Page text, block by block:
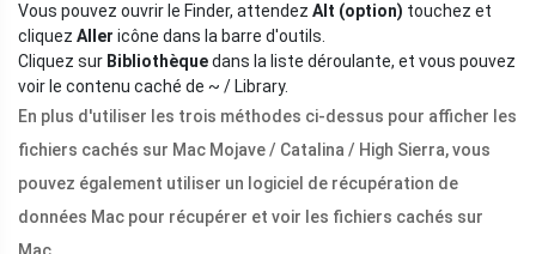
Vous pouvez ouvrir le Finder, attendez Alt (option) touchez et
cliquez Aller icône dans la barre d'outils.
Cliquez sur Bibliothèquedans la liste déroulante, et vous pouvez
voir le contenu caché de ~ / Library.
En plus d'utiliser les trois méthodes ci-dessus pour afficher les
fichiers cachés sur Mac Mojave / Catalina / High Sierra, vous
pouvez également utiliser un logiciel de récupération de
données Mac pour récupérer et voir les fichiers cachés sur